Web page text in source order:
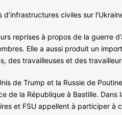
civiles sur
reprises à propos de la guerre
Elle a aussi produit un
des travailleuses et des
de Trump et la Russie de
de la République à Bastille.
et FSU appellent à participer à